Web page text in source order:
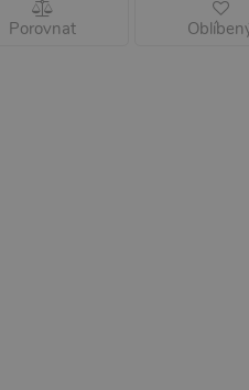
Porovnat